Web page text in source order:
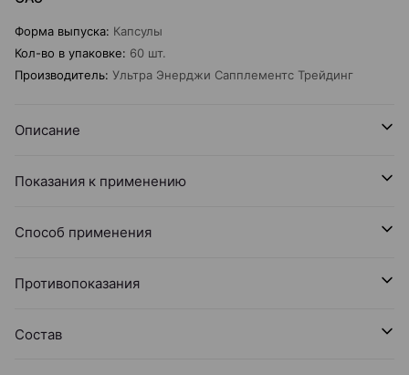
Форма выпуска: Капсулы
Кол-во в упаковке: 60 шт.
Производитель: Ультра Энерджи Сапплементс Трейдинг
Описание
Показания к применению
Способ применения
Противопоказания
Состав